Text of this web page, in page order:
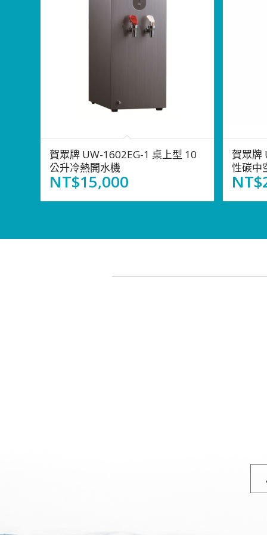
賀眾牌 UW-1602EG-1 桌上型 10
公升冷熱開水機
NT$15,000
賀眾牌
性碳中
NT$